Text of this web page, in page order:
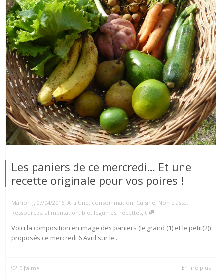
Les paniers de ce mercredi… Et une
recette originale pour vos poires !
Marion J, 07/04/2016, A la Une, consommation, Cuisine, Non classé,
Ressources, alimentation, bio, légumes, recettes, 0
Voici la composition en image des paniers (le grand (1) et le petit(2))
proposés ce mercredi 6 Avril sur le...
0 J’aime En lire plus